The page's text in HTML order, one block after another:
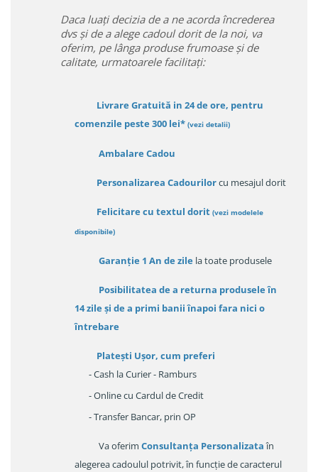
Daca luați decizia de a ne acorda încrederea
dvs și de a alege cadoul dorit de la noi, va
oferim, pe lânga produse frumoase și de
calitate, urmatoarele facilitați:
Livrare Gratuită in 24 de ore, pentru
comenzile peste 300 lei* (vezi detalii)
Ambalare Cadou
Personalizarea Cadourilorcu mesajul dorit
Felicitare cu textul dorit (vezi modelele
disponibile)
Garanție 1 An de zile la toate produsele
Posibilitatea de a returna produsele în
14 zileși de a primi banii înapoi fara nici o
întrebare
Platești Ușor, cum preferi
- Cash la Curier - Ramburs
- Online cu Cardul de Credit
- Transfer Bancar, prin OP
Va oferim Consultanța Personalizataîn
alegerea cadoulul potrivit, în funcție de caracterul